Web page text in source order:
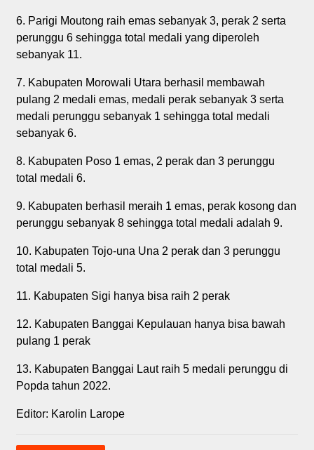
6. Parigi Moutong raih emas sebanyak 3, perak 2 serta
perunggu 6 sehingga total medali yang diperoleh
sebanyak 11.
7. Kabupaten Morowali Utara berhasil membawah
pulang 2 medali emas, medali perak sebanyak 3 serta
medali perunggu sebanyak 1 sehingga total medali
sebanyak 6.
8. Kabupaten Poso 1 emas, 2 perak dan 3 perunggu
total medali 6.
9. Kabupaten berhasil meraih 1 emas, perak kosong dan
perunggu sebanyak 8 sehingga total medali adalah 9.
10. Kabupaten Tojo-una Una 2 perak dan 3 perunggu
total medali 5.
11. Kabupaten Sigi hanya bisa raih 2 perak
12. Kabupaten Banggai Kepulauan hanya bisa bawah
pulang 1 perak
13. Kabupaten Banggai Laut raih 5 medali perunggu di
Popda tahun 2022.
Editor: Karolin Larope